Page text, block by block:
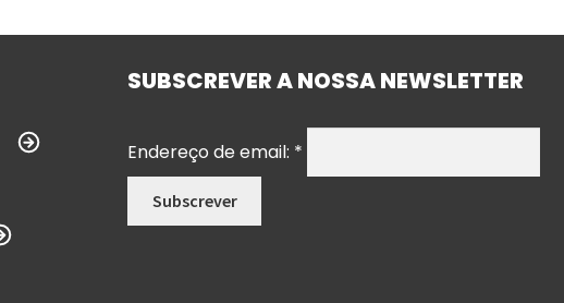
SUBSCREVER A NOSSA NEWSLETTER
Endereço de email: *